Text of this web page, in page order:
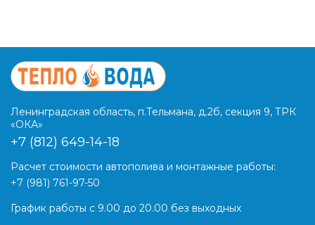
Ленинградская область, п.Тельмана, д.2б, секция 9, ТРК
«ОКА»
+7 (812) 649-14-18
Расчет стоимости автополива и монтажные работы:
+7 (981) 761-97-50
График работы с 9.00 до 20.00 без выходных